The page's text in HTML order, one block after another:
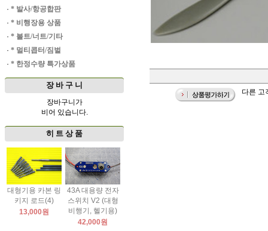
· * 발사/항공합판
· * 비행장용 상품
· * 볼트/너트/기타
· * 멀티콥터/짐벌
· * 한정수량 특가상품
장 바 구 니
장바구니가
비어 있습니다.
히 트 상 품
대형기용 카본 링
키지 로드(4)
13,000원
43A 대용량 전자
스위치 V2 (대형
비행기, 헬기용)
42,000원
다른 고